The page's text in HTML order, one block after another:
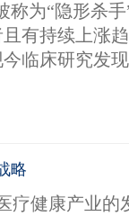
称为“隐形杀
有持续上涨
临床研究发
略
疗健康产业的